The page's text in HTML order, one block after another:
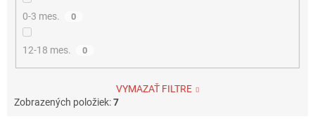
0-3 mes. 0
12-18 mes. 0
VYMAZAŤ FILTRE
Zobrazených položiek:7